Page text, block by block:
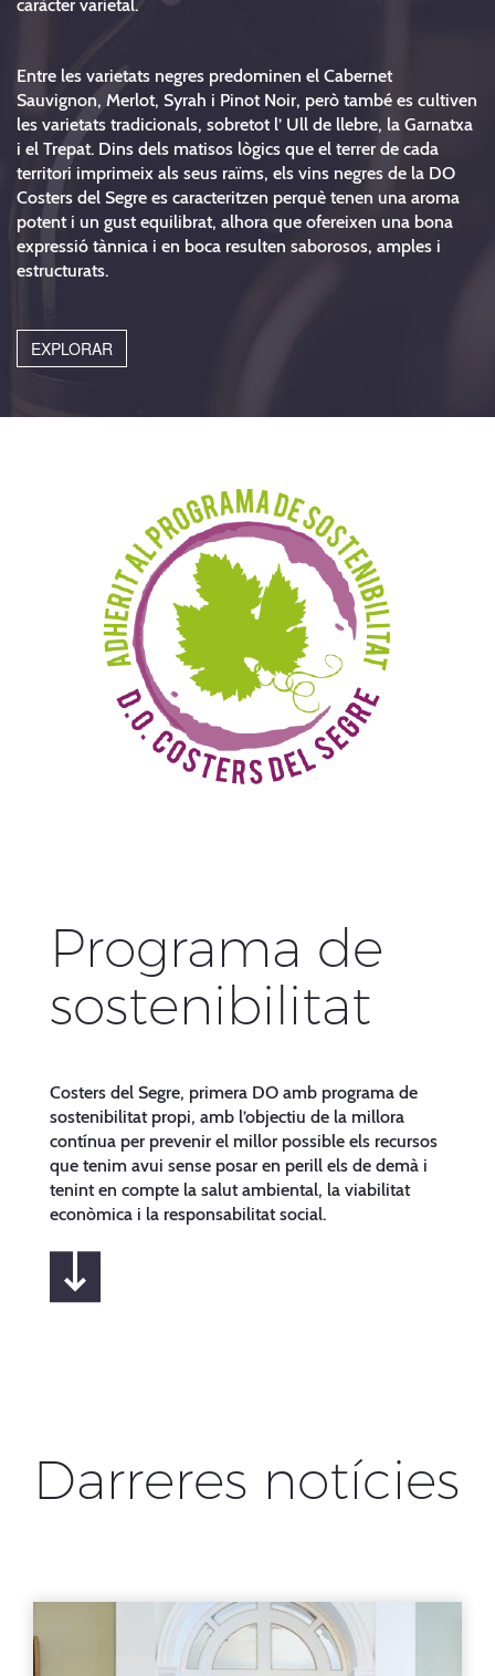
caràcter varietal.
Entre les varietats negres predominen el Cabernet
Sauvignon, Merlot, Syrah i Pinot Noir, però també es cultiven
les varietats tradicionals, sobretot l’ Ull de llebre, la Garnatxa
i el Trepat. Dins dels matisos lògics que el terrer de cada
territori imprimeix als seus raïms, els vins negres de la DO
Costers del Segre es caracteritzen perquè tenen una aroma
potent i un gust equilibrat, alhora que ofereixen una bona
expressió tànnica i en boca resulten saborosos, amples i
estructurats.
EXPLORAR
Programa de
sostenibilitat
Costers del Segre, primera DO amb programa de
sostenibilitat propi, amb l’objectiu de la millora
contínua per prevenir el millor possible els recursos
que tenim avui sense posar en perill els de demà i
tenint en compte la salut ambiental, la viabilitat
econòmica i la responsabilitat social.
Darreres notícies